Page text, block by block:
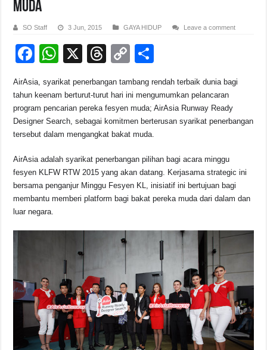
Muda
SO Staff 3 Jun, 2015 GAYA HIDUP Leave a comment
F
c
e
b
o
k
W
at
s
A
p
X
T
e
a
d
C
p
y
Li
k
ar
e
AirAsia, syarikat penerbangan tambang rendah terbaik dunia bagi
tahun keenam berturut-turut hari ini mengumumkan pelancaran
program pencarian pereka fesyen muda; AirAsia Runway Ready
Designer Search, sebagai komitmen berterusan syarikat penerbangan
tersebut dalam mengangkat bakat muda.
AirAsia adalah syarikat penerbangan pilihan bagi acara minggu
fesyen KLFW RTW 2015 yang akan datang. Kerjasama strategic ini
bersama penganjur Minggu Fesyen KL, inisiatif ini bertujuan bagi
membantu memberi platform bagi bakat pereka muda dari dalam dan
luar negara.